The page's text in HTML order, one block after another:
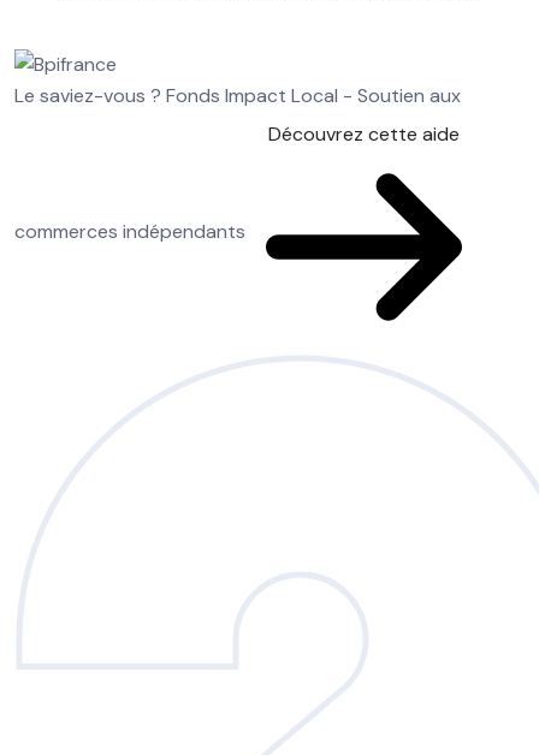
Le saviez-vous ? Fonds Impact Local - Soutien aux
commerces indépendants
Découvrez cette aide